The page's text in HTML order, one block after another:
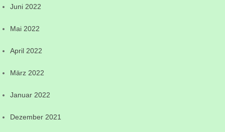
Juni 2022
Mai 2022
April 2022
März 2022
Januar 2022
Dezember 2021